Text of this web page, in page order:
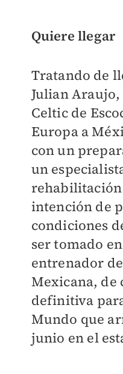
Quiere llegar
Tratando de
Julian
Celtic de
Europa a
con un
un
intención de
condiciones
ser tomado
entrenador
Mexicana, de
definitiva
Mundo que
junio en el